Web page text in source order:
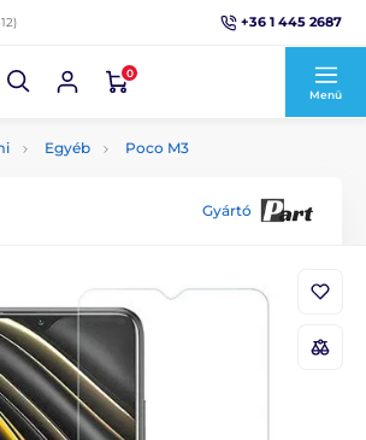
+36 1 445 2687
0
Menü
Egyéb Poco M3
Gyártó